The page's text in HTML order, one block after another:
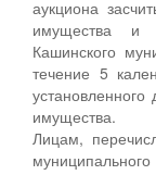
аукциона
имущества и
Кашинского
течение 5
имущества.
Лицам,